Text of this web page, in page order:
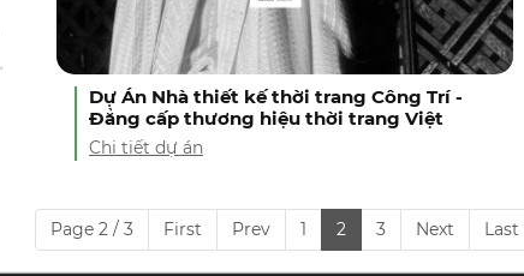
Dự Án Nhà thiết kế thời trang Công Trí -
Đẳng cấp thương hiệu thời trang Việt
Chi tiết dự án
Page 2 / 3 First Prev 1 2 3 Next Last